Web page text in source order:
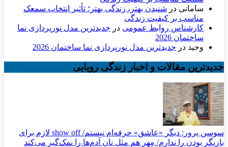
سامانی در شنیدن بهتر، زندگی بهتر؛ تأثیر انتخاب سمعک
مناسب بر کیفیت زندگی
کارشناس روابط عمومی در جدیدترین مدل نورپردازی نما
ساختمان 2026
وحید در جدیدترین مدل نورپردازی نما ساختمان 2026
جدیدترین مقالات و اخبار زندگی رویایی
سوسن پرور: دیگر «عاشق» حرفه‌ام نیستم/ show off لازم برای
بازیگر بودن را ندارم/ مِهر هم مثل نان آدم‌ها را نمک‌گیر می‌کند